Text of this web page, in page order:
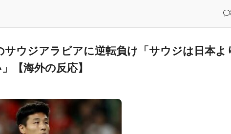
院食のあまりの差に海外が大騒ぎ
に韓国人が衝撃！何故変わらないデザインの制服や革靴を着用し続けるのか？
サウジアラビアに逆転負け「サウジは日本よ
【海外の反応】